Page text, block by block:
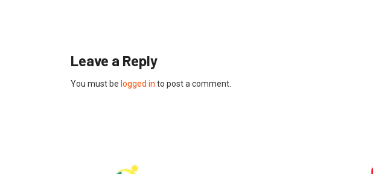
Leave a Reply
You must be logged in to post a comment.